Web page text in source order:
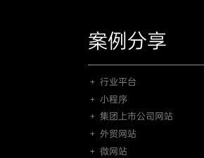
案例分享
＋ 行业平台
＋ 小程序
＋ 集团上市公司网站
＋ 外贸网站
＋ 微网站